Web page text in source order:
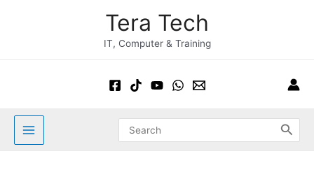
Tera Tech
IT, Computer & Training
for: